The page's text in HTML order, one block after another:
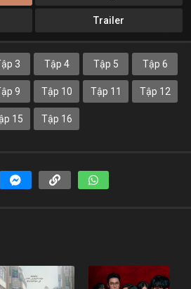
Trailer
3 Tập 4 Tập 5 Tập 6
9 Tập 10 Tập 11 Tập 12
15 Tập 16